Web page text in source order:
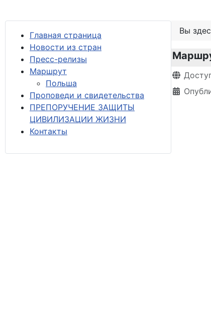
Главная страница
Новости из стран
Пресс-релизы
Маршрут
Польша
Проповеди и свидетельства
ПРЕПОРУЧЕНИЕ ЗАЩИТЫ
ЦИВИЛИЗАЦИИ ЖИЗНИ
Контакты
Вы